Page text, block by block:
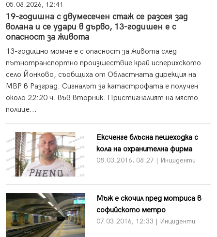
05.08.2026, 12:41
19-годишна с двумесечен стаж се разсея зад
волана и се удари в дърво, 13-годишен е с
опасност за живота
13-годишно момче е с опасност за живота след
пътнотранспортно произшествие край исперихското
село Йонково, съобщиха от Областната дирекция на
МВР в Разград. Сигналът за катастрофата е получен
около 22:20 ч. във вторник. Пристигналият на място
полице...
Ексченге блъсна пешеходка с
кола на охранителна фирма
08.03.2016, 08:27 | Инциденти
Мъж е скочил пред мотриса в
софийското метро
07.03.2016, 12:33 | Инциденти